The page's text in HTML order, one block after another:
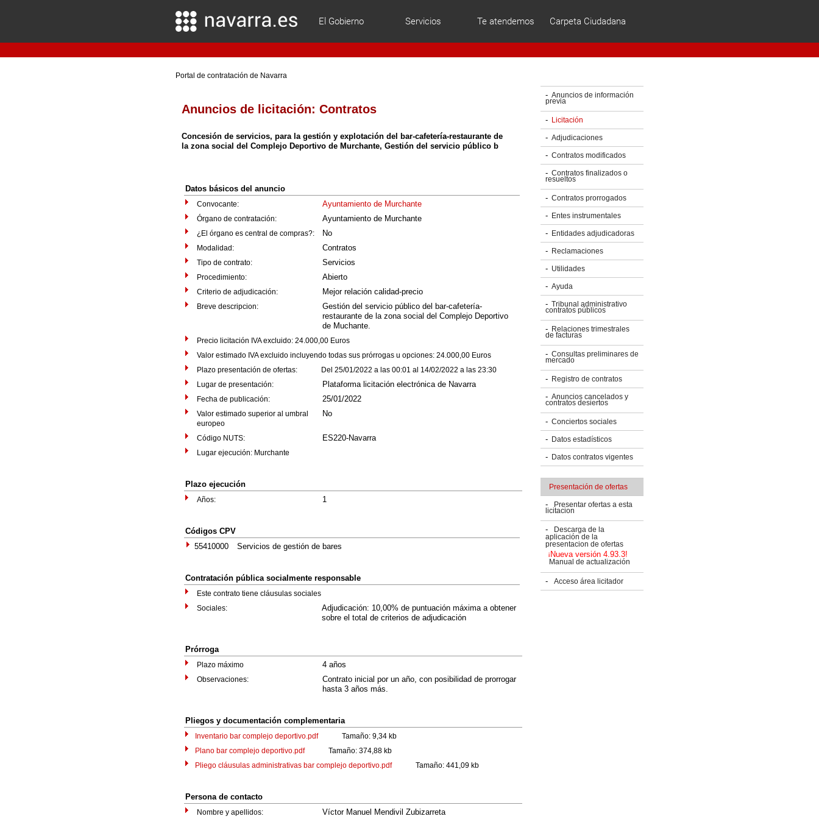
El Gobierno Servicios Te atendemos Carpeta Ciudadana
Portal de contratación de Navarra
Anuncios de licitación:Contratos
Concesión de servicios, para la gestión y explotación del bar-cafetería-restaurante de
la zona social del Complejo Deportivo de Murchante, Gestión del servicio público b
Datos básicos del anuncio
Convocante: Ayuntamiento de Murchante
Órgano de contratación: Ayuntamiento de Murchante
¿El órgano es central de compras?: No
Modalidad: Contratos
Tipo de contrato: Servicios
Procedimiento: Abierto
Criterio de adjudicación: Mejor relación calidad-precio
Breve descripcion:
Gestión del servicio público del bar-cafetería-
restaurante de la zona social del Complejo Deportivo
de Muchante.
Precio licitación IVA excluido: 24.000,00 Euros
Valor estimado IVA excluido incluyendo todas sus prórrogas u opciones: 24.000,00 Euros
Plazo presentación de ofertas: Del 25/01/2022 a las 00:01 al 14/02/2022 a las 23:30
Lugar de presentación:
Plataforma licitación electrónica de Navarra
Fecha de publicación: 25/01/2022
Valor estimado superior al umbral
europeo
No
Código NUTS: ES220-Navarra
Lugar ejecución: Murchante
Plazo ejecución
Años: 1
Códigos CPV
55410000
Servicios de gestión de bares
Contratación pública socialmente responsable
Este contrato tiene cláusulas sociales
Sociales:
Adjudicación: 10,00% de puntuación máxima a obtener
sobre el total de criterios de adjudicación
Prórroga
Plazo máximo 4 años
Observaciones:
Contrato inicial por un año, con posibilidad de prorrogar
hasta 3 años más.
Pliegos y documentación complementaria
Inventario bar complejo deportivo.pdfTamaño: 9,34 kb
Plano bar complejo deportivo.pdfTamaño: 374,88 kb
Pliego cláusulas administrativas bar complejo deportivo.pdfTamaño: 441,09 kb
Persona de contacto
Nombre y apellidos: Víctor Manuel Mendivil Zubizarreta
Anuncios de información
previa
Licitación
Adjudicaciones
Contratos modificados
Contratos finalizados o
resueltos
Contratos prorrogados
Entes instrumentales
Entidades adjudicadoras
Reclamaciones
Utilidades
Ayuda
Tribunal administrativo
contratos públicos
Relaciones trimestrales
de facturas
Consultas preliminares de
mercado
Registro de contratos
Anuncios cancelados y
contratos desiertos
Conciertos sociales
Datos estadísticos
Datos contratos vigentes
Presentación de ofertas
Presentar ofertas a esta
licitacion
Descarga de la
aplicación de la
presentacion de ofertas
¡Nueva versión 4.93.3!
Manual de actualización
Acceso área licitador